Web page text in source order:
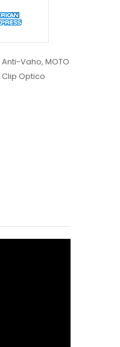
Anti-Vaho, MOTO
Clip Optico